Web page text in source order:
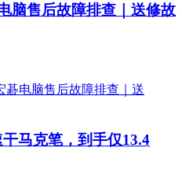
脑售后故障排查｜送修故
马克笔，到手仅13.4